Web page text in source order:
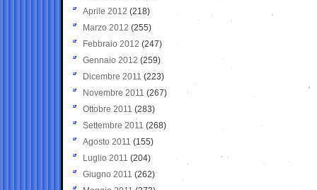
Aprile 2012 (218)
Marzo 2012 (255)
Febbraio 2012 (247)
Gennaio 2012 (259)
Dicembre 2011 (223)
Novembre 2011 (267)
Ottobre 2011 (283)
Settembre 2011 (268)
Agosto 2011 (155)
Luglio 2011 (204)
Giugno 2011 (262)